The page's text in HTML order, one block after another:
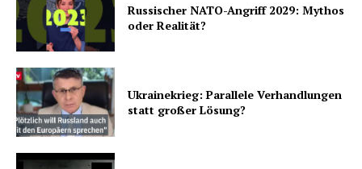
Russischer NATO-Angriff 2029: Mythos
oder Realität?
Ukrainekrieg: Parallele Verhandlungen
statt großer Lösung?